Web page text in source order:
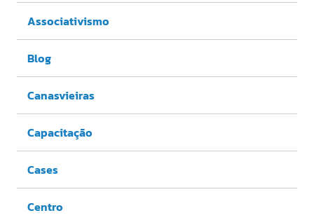
Associativismo
Blog
Canasvieiras
Capacitação
Cases
Centro